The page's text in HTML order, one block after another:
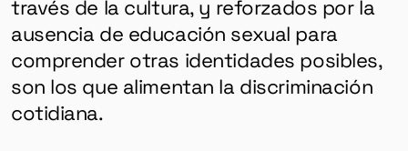
través de la cultura, y reforzados por la
ausencia de educación sexual para
comprender otras identidades posibles,
son los que alimentan la discriminación
cotidiana.